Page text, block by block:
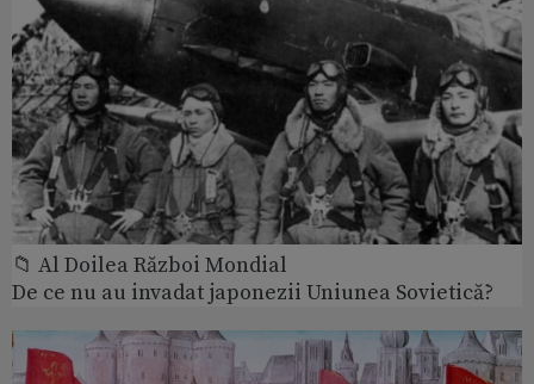
📁 Al Doilea Război Mondial
De ce nu au invadat japonezii Uniunea Sovietică?